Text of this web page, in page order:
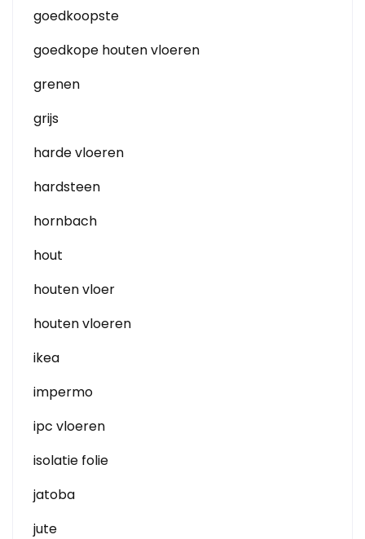
goedkoopste
goedkope houten vloeren
grenen
grijs
harde vloeren
hardsteen
hornbach
hout
houten vloer
houten vloeren
ikea
impermo
ipc vloeren
isolatie folie
jatoba
jute